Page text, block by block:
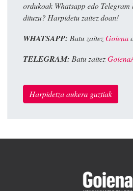
ordukoak Whatsapp edo
dituzu? Harpidetu zaitez doan!
WHATSAPP: Batu zaitezGoiena
TELEGRAM: Batu zaitez
Harpidetza aukera guztiak